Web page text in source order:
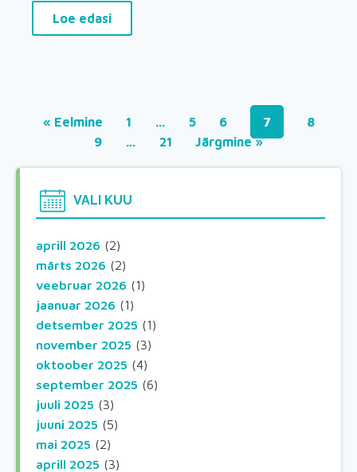
Loe edasi
« Eelmine 1 … 5 6 7
8
9
… 21 Järgmine »
VALI KUU
aprill 2026 (2)
märts 2026 (2)
veebruar 2026 (1)
jaanuar 2026 (1)
detsember 2025 (1)
november 2025 (3)
oktoober 2025 (4)
september 2025 (6)
juuli 2025 (3)
juuni 2025 (5)
mai 2025 (2)
aprill 2025 (3)